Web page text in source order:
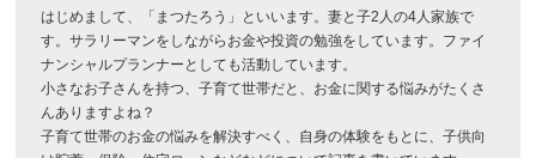
はじめまして、「まつたろう」といいます。妻と子2人の4人家族で
す。サラリーマンをしながらお金や投資の勉強をしています。ファイ
ナンシャルプランナーとしても活動しています。
小さなお子さんを持つ、子育て世帯だと、お金に関する悩みがたくさ
んありますよね？
子育て世帯のお金の悩みを解決すべく、自身の体験をもとに、子供向